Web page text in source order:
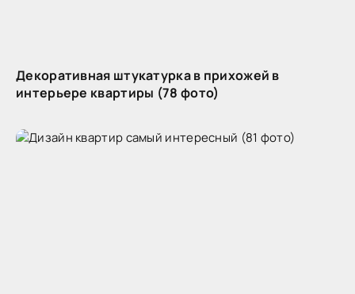
Декоративная штукатурка в прихожей в
интерьере квартиры (78 фото)